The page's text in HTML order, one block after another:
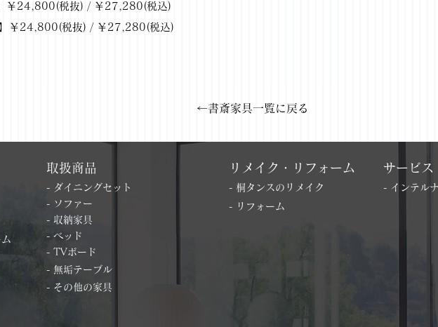
￥24,800(税抜) / ￥27,280(税込)
】￥24,800(税抜) / ￥27,280(税込)
←書斎家具一覧に戻る
取扱商品
- ダイニングセット
- ソファー
- 収納家具
- ベッド
- TVボード
- 無垢テーブル
リメイク・リフォーム
- 桐タンスのリメイク
サービス
- インテル
- リフォーム
- その他の家具